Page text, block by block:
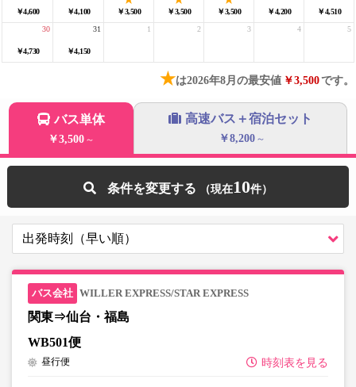
￥4,600 ￥4,100 ￥3,500 ￥3,500 ￥3,500 ￥4,200 ￥4,510
￥4,730
30
￥4,150
31 1 2 3 4 5
★は2026年8月の最安値 ￥3,500です。
バス単体
￥3,500 ～
高速バス＋宿泊セット
￥8,200 ～
条件を変更する 10
WILLER EXPRESS/STAR EXPRESS
関東⇒仙台・福島
WB501便
時刻表を見る
昼行便